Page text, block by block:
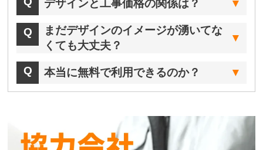
デザインと工事価格の関係は？
まだデザインのイメージが湧いてな
くても大丈夫？
本当に無料で利用できるのか？